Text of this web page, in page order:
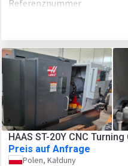
Referenznummer
HAAS ST-20Y CNC Turning
Preis auf Anfrage
Polen, Kałduny